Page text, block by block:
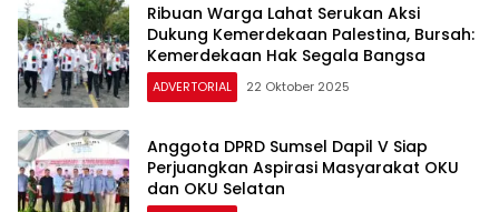
Ribuan Warga Lahat Serukan Aksi
Dukung Kemerdekaan Palestina, Bursah:
Kemerdekaan Hak Segala Bangsa
ADVERTORIAL 22 Oktober 2025
Anggota DPRD Sumsel Dapil V Siap
Perjuangkan Aspirasi Masyarakat OKU
dan OKU Selatan